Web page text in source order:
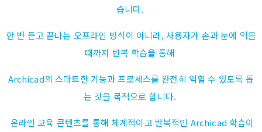
습니다.
한 번 듣고 끝나는 오프라인 방식이 아니라, 사용자가 손과 눈에 익을
때까지 반복 학습을 통해
Archicad의 스마트한 기능과 프로세스를 완전히 익힐 수 있도록 돕
는 것을 목적으로 합니다.
온라인 교육 콘텐츠를 통해 체계적이고 반복적인 Archicad 학습이